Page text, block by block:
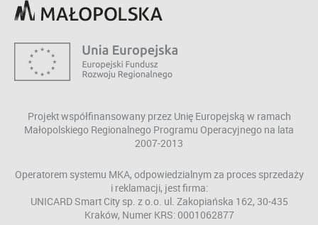
Projekt współfinansowany przez Unię Europejską w ramach
Małopolskiego Regionalnego Programu Operacyjnego na lata
2007-2013
Operatorem systemu MKA, odpowiedzialnym za proces sprzedaży
i reklamacji, jest firma:
UNICARD Smart City sp. z o.o. ul. Zakopiańska 162, 30-435
Kraków, Numer KRS: 0001062877